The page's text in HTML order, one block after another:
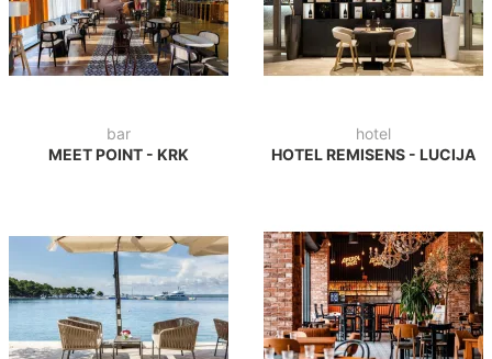
bar
MEET POINT - KRK
hotel
HOTEL REMISENS - LUCIJA